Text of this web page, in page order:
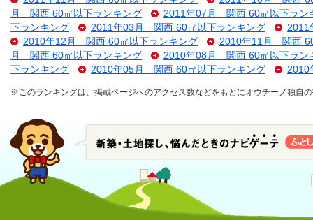
月 関西 60㎡以下ランキング
2011年07月 関西 60㎡以下ラン
下ランキング
2011年03月 関西 60㎡以下ランキング
2011
2010年12月 関西 60㎡以下ランキング
2010年11月 関西
月 関西 60㎡以下ランキング
2010年08月 関西 60㎡以下ラン
下ランキング
2010年05月 関西 60㎡以下ランキング 2010
※このランキングは、掲載ページへのアクセス数などをもとにオウチーノ独自